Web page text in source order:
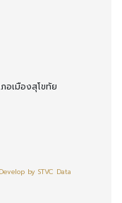
อเมืองสุโขทัย
Develop by STVC Data